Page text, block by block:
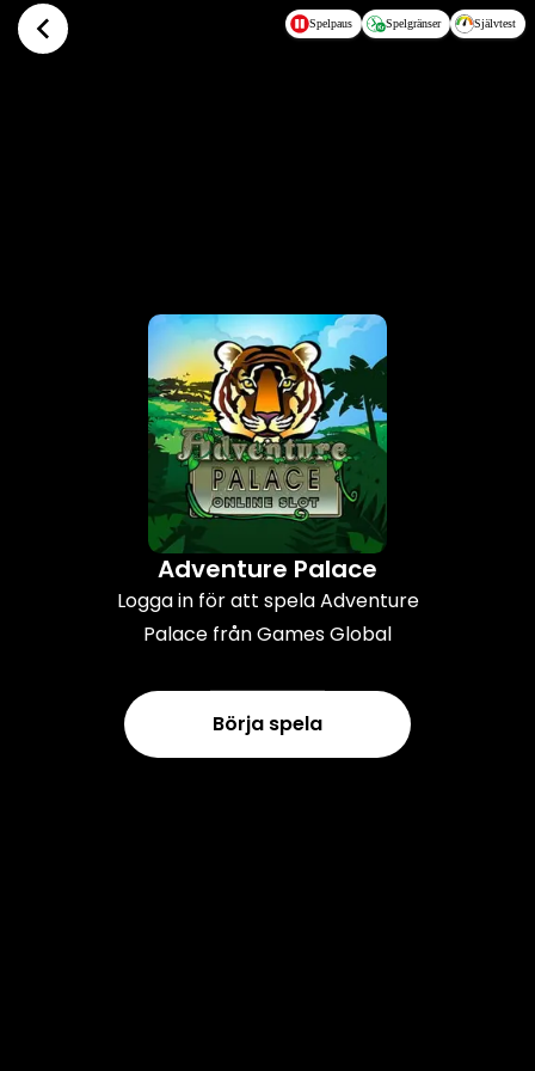
Hoppa till huvudinnehållet Spelpaus Spelgränser Självtest
Adventure Palace
Logga in för att spela Adventure
Palace från Games Global
Börja spela